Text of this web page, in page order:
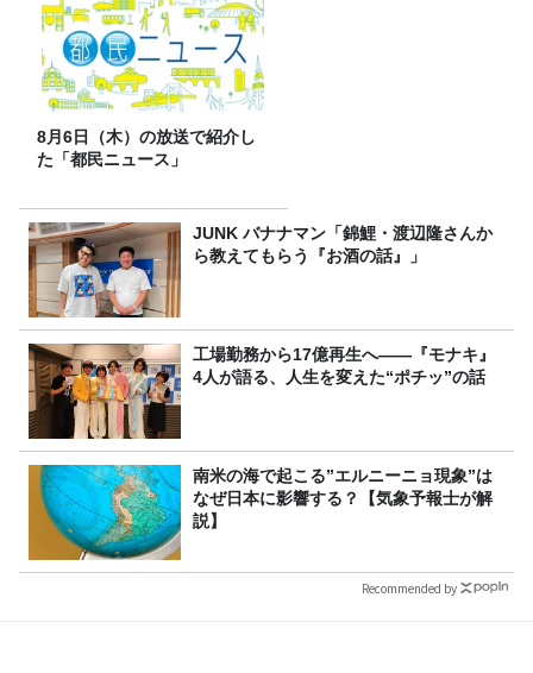
8月6日（木）の放送で紹介し
た「都民ニュース」
JUNK バナナマン「錦鯉・渡辺隆さんか
ら教えてもらう『お酒の話』」
工場勤務から17億再生へ——『モナキ』
4人が語る、人生を変えた“ポチッ”の話
南米の海で起こる”エルニーニョ現象”は
なぜ日本に影響する？【気象予報士が解
説】
Recommended by